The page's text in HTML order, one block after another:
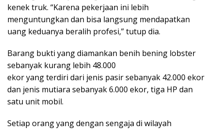
kenek truk. “Karena pekerjaan ini lebih
menguntungkan dan bisa langsung mendapatkan
uang keduanya beralih profesi,” tutup dia.
Barang bukti yang diamankan benih bening lobster
sebanyak kurang lebih 48.000
ekor yang terdiri dari jenis pasir sebanyak 42.000 ekor
dan jenis mutiara sebanyak 6.000 ekor, tiga HP dan
satu unit mobil.
Setiap orang yang dengan sengaja di wilayah